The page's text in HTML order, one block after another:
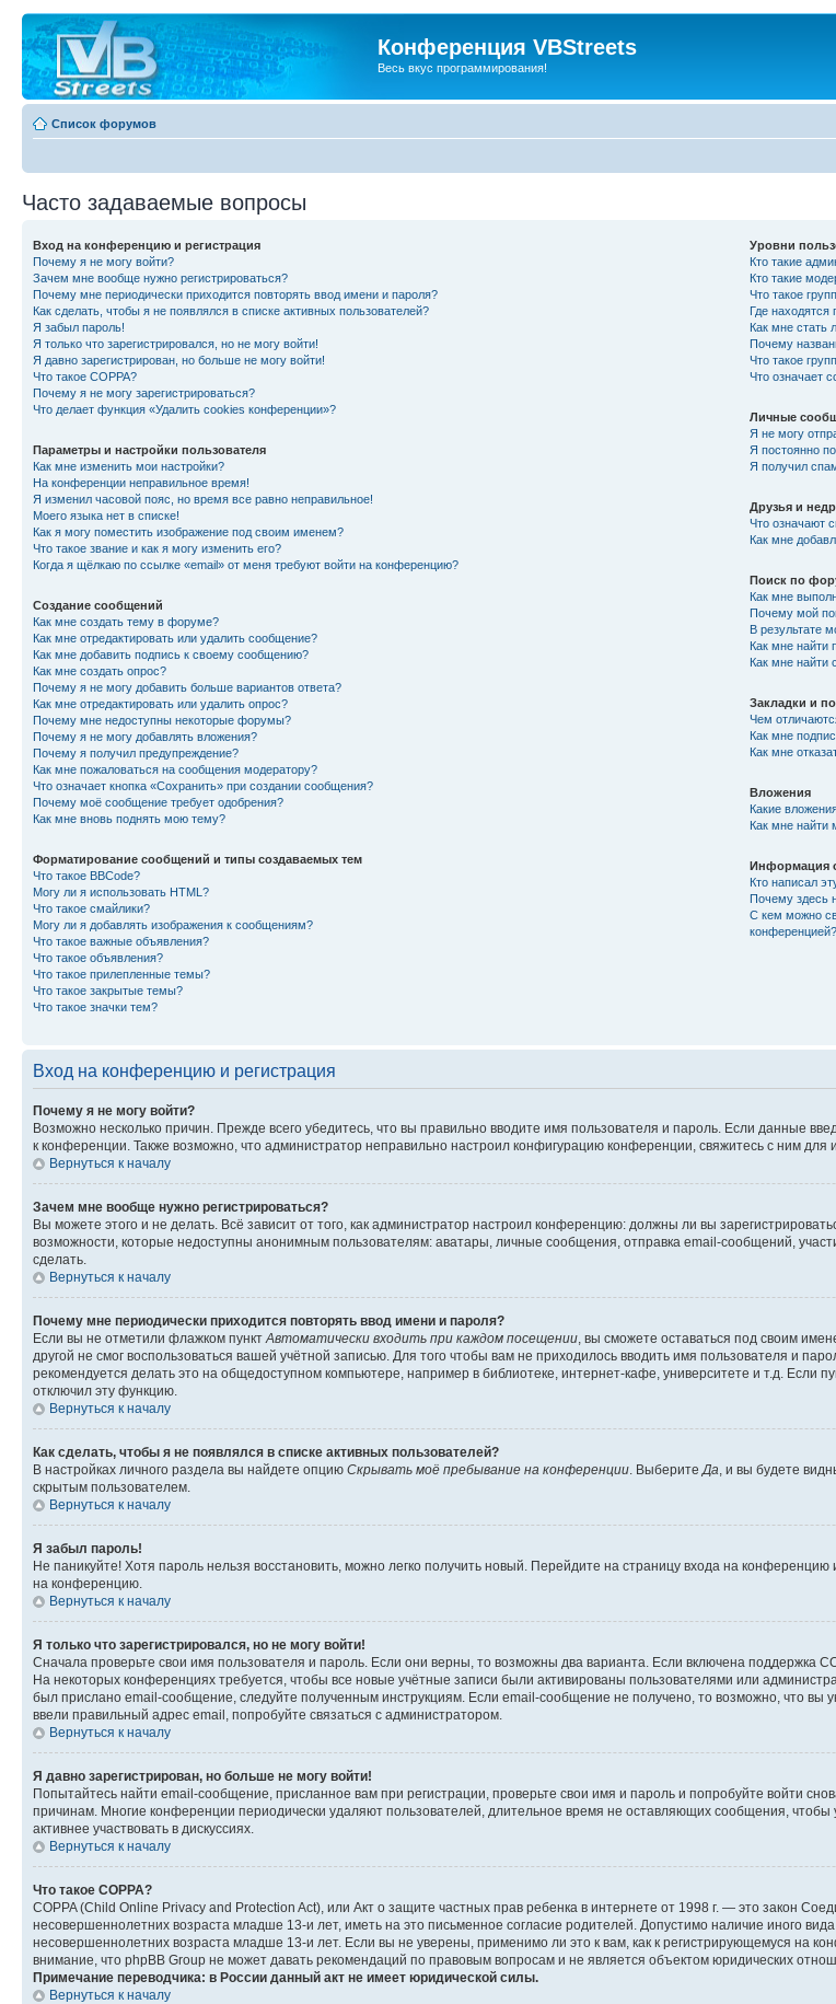
Конференция VBStreets
Весь вкус программирования!
Список форумов
Часто задаваемые вопросы
Вход на конференцию и регистрация
Почему я не могу войти?
Зачем мне вообще нужно регистрироваться?
Почему мне периодически приходится повторять ввод имени и пароля?
Как сделать, чтобы я не появлялся в списке активных пользователей?
Я забыл пароль!
Я только что зарегистрировался, но не могу войти!
Я давно зарегистрирован, но больше не могу войти!
Что такое COPPA?
Почему я не могу зарегистрироваться?
Что делает функция «Удалить cookies конференции»?
Параметры и настройки пользователя
Как мне изменить мои настройки?
На конференции неправильное время!
Я изменил часовой пояс, но время все равно неправильное!
Моего языка нет в списке!
Как я могу поместить изображение под своим именем?
Что такое звание и как я могу изменить его?
Когда я щёлкаю по ссылке «email» от меня требуют войти на конференцию?
Создание сообщений
Как мне создать тему в форуме?
Как мне отредактировать или удалить сообщение?
Как мне добавить подпись к своему сообщению?
Как мне создать опрос?
Почему я не могу добавить больше вариантов ответа?
Как мне отредактировать или удалить опрос?
Почему мне недоступны некоторые форумы?
Почему я не могу добавлять вложения?
Почему я получил предупреждение?
Как мне пожаловаться на сообщения модератору?
Что означает кнопка «Сохранить» при создании сообщения?
Почему моё сообщение требует одобрения?
Как мне вновь поднять мою тему?
Форматирование сообщений и типы создаваемых тем
Что такое BBCode?
Могу ли я использовать HTML?
Что такое смайлики?
Могу ли я добавлять изображения к сообщениям?
Что такое важные объявления?
Что такое объявления?
Что такое прилепленные темы?
Что такое закрытые темы?
Что такое значки тем?
Уровни
Кто такие
Кто такие
Что такое
Где находятся
Как мне стать
Почему
Что такое
Что означает
Личные
Я не могу
Я постоянно
Я получил
Друзья и
Что означают
Как мне
Поиск по
Как мне
Почему мой
В результате
Как мне найти
Как мне найти
Закладки и
Чем
Как мне
Как мне
Вложения
Какие
Как мне найти
Информация
Кто написал
Почему здесь
С кем можно
конференцией?
Вход на конференцию и регистрация
Почему я не могу войти?
Возможно несколько причин. Прежде всего убедитесь, что вы правильно вводите имя пользователя и пароль. Если данные
к конференции. Также возможно, что администратор неправильно настроил конфигурацию конференции, свяжитесь с ним для
Вернуться к началу
Зачем мне вообще нужно регистрироваться?
Вы можете этого и не делать. Всё зависит от того, как администратор настроил конференцию: должны ли вы
возможности, которые недоступны анонимным пользователям: аватары, личные сообщения, отправка email-сообщений,
сделать.
Вернуться к началу
Почему мне периодически приходится повторять ввод имени и пароля?
Если вы не отметили флажком пункт Автоматически входить при каждом посещении , вы сможете оставаться под своим
другой не смог воспользоваться вашей учётной записью. Для того чтобы вам не приходилось вводить имя пользователя и
рекомендуется делать это на общедоступном компьютере, например в библиотеке, интернет-кафе, университете и т.д. Если
отключил эту функцию.
Вернуться к началу
Как сделать, чтобы я не появлялся в списке активных пользователей?
В настройках личного раздела вы найдете опцию Скрывать моё пребывание на конференции . Выберите Да , и вы будете
скрытым пользователем.
Вернуться к началу
Я забыл пароль!
Не паникуйте! Хотя пароль нельзя восстановить, можно легко получить новый. Перейдите на страницу входа на конференцию
на конференцию.
Вернуться к началу
Я только что зарегистрировался, но не могу войти!
Сначала проверьте свои имя пользователя и пароль. Если они верны, то возможны два варианта. Если включена поддержка
На некоторых конференциях требуется, чтобы все новые учётные записи были активированы пользователями или
был прислано email-сообщение, следуйте полученным инструкциям. Если email-сообщение не получено, то возможно, что
ввели правильный адрес email, попробуйте связаться с администратором.
Вернуться к началу
Я давно зарегистрирован, но больше не могу войти!
Попытайтесь найти email-сообщение, присланное вам при регистрации, проверьте свои имя и пароль и попробуйте войти
причинам. Многие конференции периодически удаляют пользователей, длительное время не оставляющих сообщения,
активнее участвовать в дискуссиях.
Вернуться к началу
Что такое COPPA?
COPPA (Child Online Privacy and Protection Act), или Акт о защите частных прав ребенка в интернете от 1998 г. — это закон
несовершеннолетних возраста младше 13-и лет, иметь на это письменное согласие родителей. Допустимо наличие иного
несовершеннолетних возраста младше 13-и лет. Если вы не уверены, применимо ли это к вам, как к регистрирующемуся на
внимание, что phpBB Group не может давать рекомендаций по правовым вопросам и не является объектом юридических
Примечание переводчика: в России данный акт не имеет юридической силы.
Вернуться к началу